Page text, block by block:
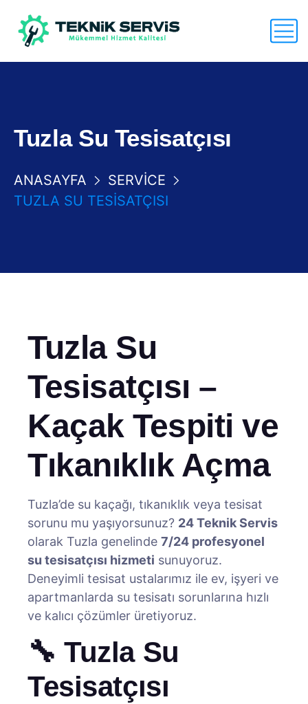
Tuzla Su Tesisatçısı
ANASAYFA
SERVICE
TUZLA SU TESISATÇISI
Tuzla Su
Tesisatçısı –
Kaçak Tespiti ve
Tıkanıklık Açma
Tuzla’de su kaçağı, tıkanıklık veya tesisat
sorunu mu yaşıyorsunuz? 24 Teknik Servis
olarak Tuzla genelinde 7/24 profesyonel
su tesisatçısı hizmeti sunuyoruz.
Deneyimli tesisat ustalarımız ile ev, işyeri ve
apartmanlarda su tesisatı sorunlarına hızlı
ve kalıcı çözümler üretiyoruz.
🔧 Tuzla Su
Tesisatçısı